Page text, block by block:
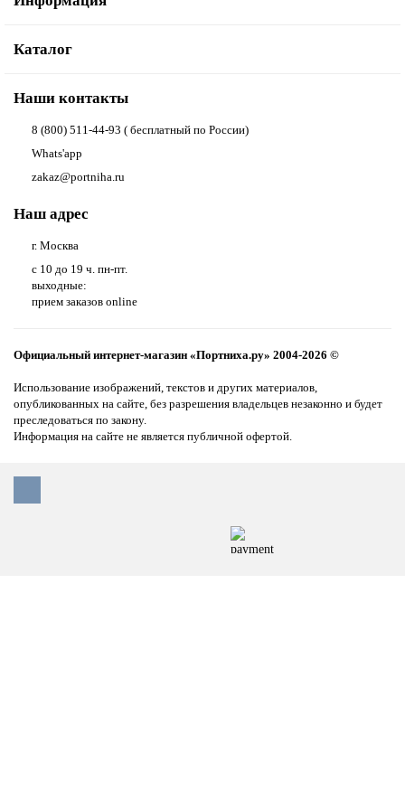
Каталог
Наши контакты
8 (800) 511-44-93 ( бесплатный по России)
Whats'app
zakaz@portniha.ru
Наш адрес
г. Москва
с 10 до 19 ч. пн-пт.
выходные:
прием заказов online
Официальный интернет-магазин «Портниха.ру» 2004-2026 ©
Использование изображений, текстов и других материалов,
опубликованных на сайте, без разрешения владельцев незаконно и будет
преследоваться по закону.
Информация на сайте не является публичной офертой.